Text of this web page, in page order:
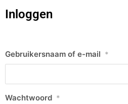
Inloggen
Gebruikersnaam of e-mail *
Wachtwoord *